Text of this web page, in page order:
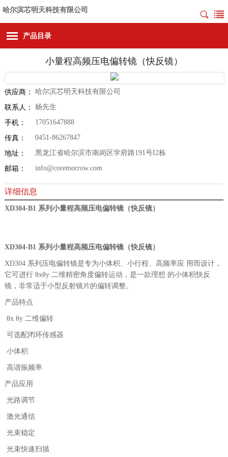
哈尔滨芯明天科技有限公司
产品目录
小量程高频压电偏转镜（快反镜）
供应商： 哈尔滨芯明天科技有限公司
联系人： 杨先生
手机： 17051647888
传真： 0451-86267847
地址： 黑龙江省哈尔滨市南岗区学府路191号I2栋
邮箱： info@coremorrow.com
详细信息
XD304-B1 系列 小量程高频压电偏转镜（快反镜）
XD304-B1 系列 小量程高频压电偏转镜（快反镜）
XD304 系列压电偏转镜是专为小体积、小行程、高频率应 用而设计，
它可进行 θxθy 二维精密角度偏转运动，是一款理想 的小体积快反
镜，非常适于小型反射镜片的偏转调整。
产品特点
θx θy 二维偏转
可选配闭环传感器
小体积
高谐振频率
产品应用
光路调节
激光通信
光束稳定
光束快速扫描